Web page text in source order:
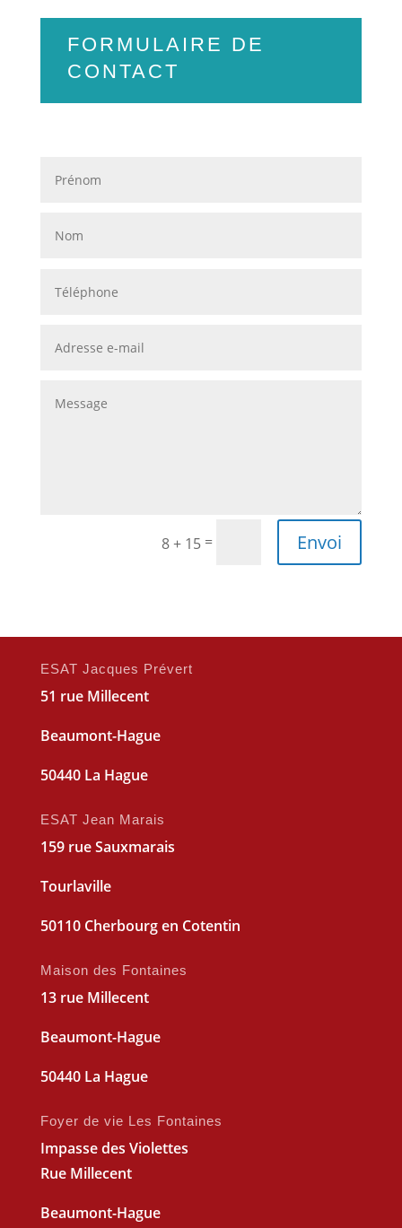
FORMULAIRE DE
CONTACT
8 + 15 = Envoi
ESAT Jacques Prévert
51 rue Millecent
Beaumont-Hague
50440 La Hague
ESAT Jean Marais
159 rue Sauxmarais
Tourlaville
50110 Cherbourg en Cotentin
Maison des Fontaines
13 rue Millecent
Beaumont-Hague
50440 La Hague
Foyer de vie Les Fontaines
Impasse des Violettes
Rue Millecent
Beaumont-Hague